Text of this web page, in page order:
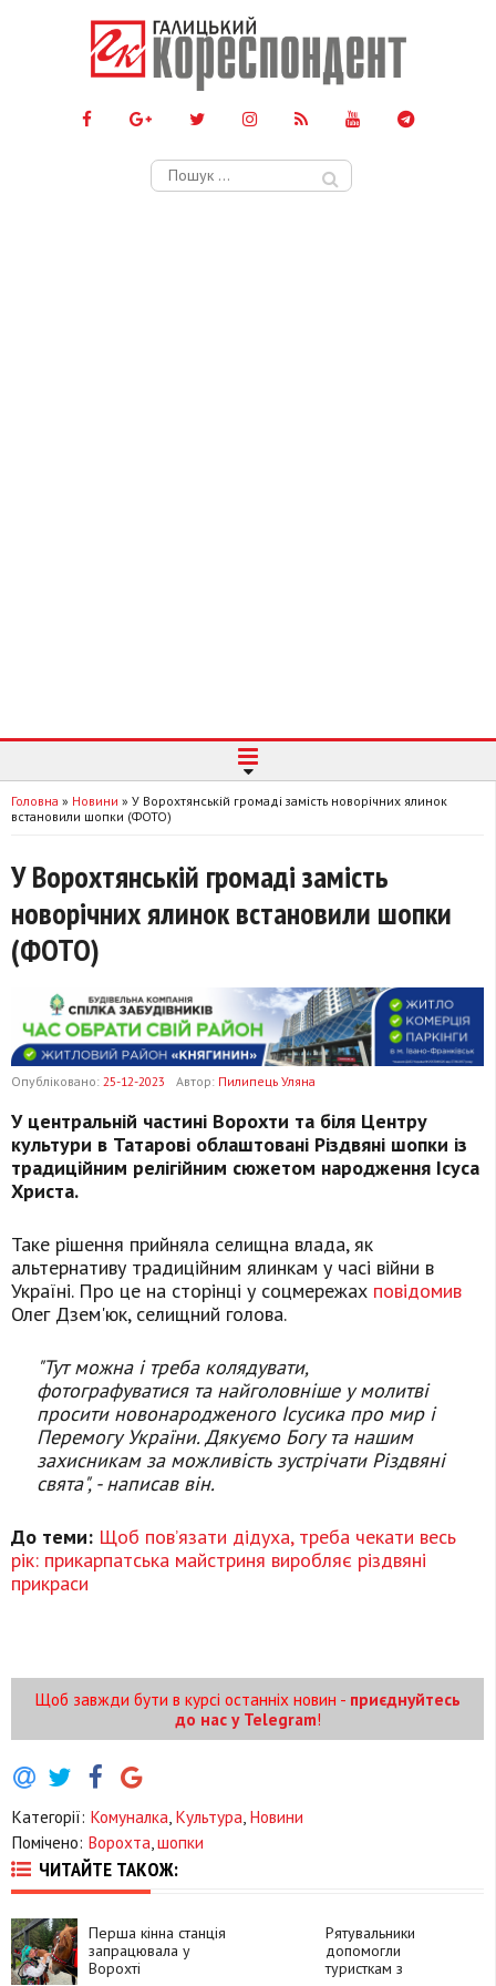
Пошук:
Головна » Новини » У Ворохтянській громаді замість новорічних ялинок
встановили шопки (ФОТО)
У Ворохтянській громаді замість
новорічних ялинок встановили шопки
(ФОТО)
Опубліковано: 25-12-2023 Автор: Пилипець Уляна
У центральній частині Ворохти та біля Центру
культури в Татарові облаштовані Різдвяні шопки із
традиційним релігійним сюжетом народження Ісуса
Христа.
Таке рішення прийняла селищна влада, як
альтернативу традиційним ялинкам у часі війни в
Україні. Про це на сторінці у соцмережах повідомив
Олег Дзем'юк, селищний голова.
"Тут можна і треба колядувати,
фотографуватися та найголовніше у молитві
просити новонародженого Ісусика про мир і
Перемогу України. Дякуємо Богу та нашим
захисникам за можливість зустрічати Різдвяні
свята", - написав він.
До теми: Щоб пов’язати дідуха, треба чекати весь
рік: прикарпатська майстриня виробляє різдвяні
прикраси
Щоб завжди бути в курсі останніх новин - приєднуйтесь
до нас у Telegram!
Категорії: Комуналка Культура Новини
Помічено: Ворохта шопки
ЧИТАЙТЕ ТАКОЖ:
Перша кінна станція
запрацювала у
Ворохті
Рятувальники
допомогли
туристкам з